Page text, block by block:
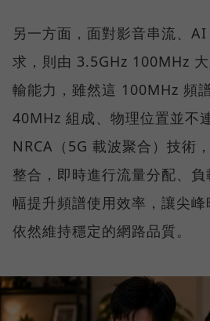
另一方面，面對影音串流、
求，則由 3.5GHz 100MHz
輸能力，雖然這 100MHz 頻
40MHz 組成、物理位置並不
NRCA（5G 載波聚合）技術
整合，即時進行流量分配、
幅提升頻譜使用效率，讓尖
依然維持穩定的網路品質。